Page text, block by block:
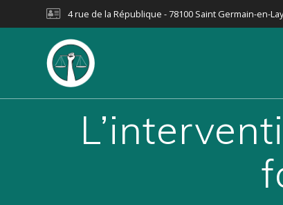
au
4 rue de la République - 78100 Saint Germain-en-